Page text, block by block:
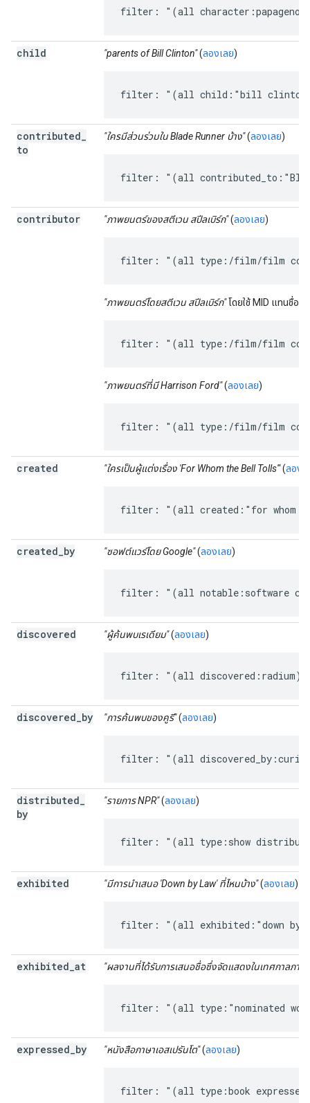
filter: "(all
child "parents of Bill Clinton"(ลองเลย)
filter: "(all child:"bill
contributed
to
"ใครมีส่วนร่วมใน Blade Runner บ้าง"(ลองเลย)
filter: "(all
contributor "ภาพยนตร์ของสตีเวน สปีลเบิร์ก"(ลองเลย)
filter: "(all type:/film/film
"ภาพยนตร์โดยสตีเวน สปีลเบิร์ก"โดยใช้ MID แทนชื่อผู้
filter: "(all type:/film/film
"ภาพยนตร์ที่มี Harrison Ford"(ลองเลย)
filter: "(all type:/film/film
created "ใครเป็นผู้แต่งเรื่อง 'For Whom the Bell Tolls'"(ลองเ
filter: "(all created:"for whom
created by "ซอฟต์แวร์โดย Google"(ลองเลย)
filter: "(all notable:software
discovered "ผู้ค้นพบเรเดียม"(ลองเลย)
filter: "(all discovered:radium)"
discovered by "การค้นพบของคูรี"(ลองเลย)
filter: "(all
distributed
by
"รายการ NPR"(ลองเลย)
filter: "(all type:show
exhibited "มีการนำเสนอ 'Down by Law' ที่ไหนบ้าง"(ลองเลย)
filter: "(all exhibited:"down by
exhibited at "ผลงานที่ได้รับการเสนอชื่อซึ่งจัดแสดงในเทศกาลภา
filter: "(all type:"nominated
expressed by "หนังสือภาษาเอสเปรันโต"(ลองเลย)
filter: "(all type:book